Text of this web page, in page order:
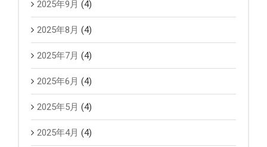
2025年9月 (4)
2025年8月 (4)
2025年7月 (4)
2025年6月 (4)
2025年5月 (4)
2025年4月 (4)